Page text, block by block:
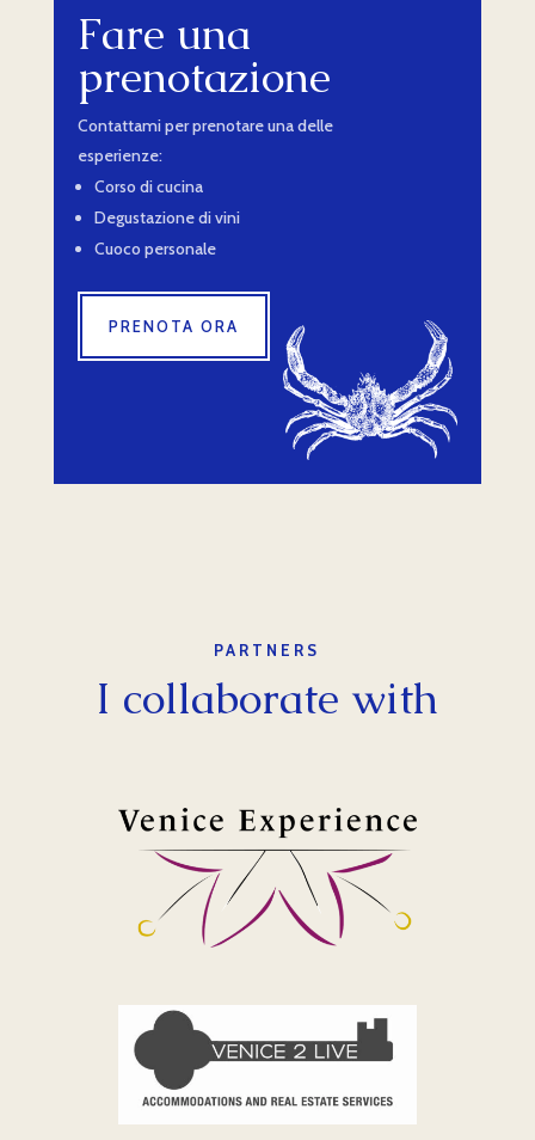
Fare una
prenotazione
Contattami per prenotare una delle
esperienze:
Corso di cucina
Degustazione di vini
Cuoco personale
PRENOTA ORA
PARTNERS
I collaborate with